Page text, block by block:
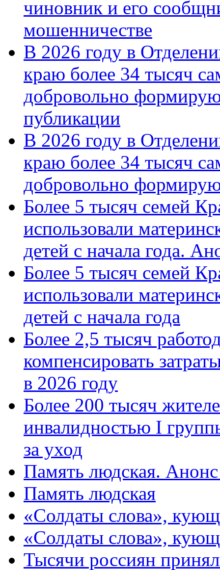
чиновник и его
мошенничестве
В 2026 году в
краю более 34 тысяч
добровольно
публикации
В 2026 году в
краю более 34 тысяч
добровольно
Более 5 тысяч семей
использовали
детей с начала года.
Более 5 тысяч семей
использовали
детей с начала года
Более 2,5 тысяч
компенсировать
в 2026 году
Более 200 тысяч
инвалидностью I
за уход
Память людская.
Память людская
«Солдаты слова»,
«Солдаты слова»,
Тысячи россиян